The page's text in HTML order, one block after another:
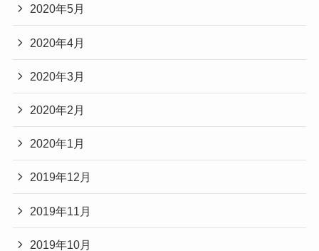
2020年5月
2020年4月
2020年3月
2020年2月
2020年1月
2019年12月
2019年11月
2019年10月